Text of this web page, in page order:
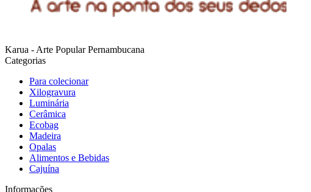
Karua - Arte Popular Pernambucana
Categorias
Para colecionar
Xilogravura
Luminária
Cerâmica
Ecobag
Madeira
Opalas
Alimentos e Bebidas
Cajuína
Informações